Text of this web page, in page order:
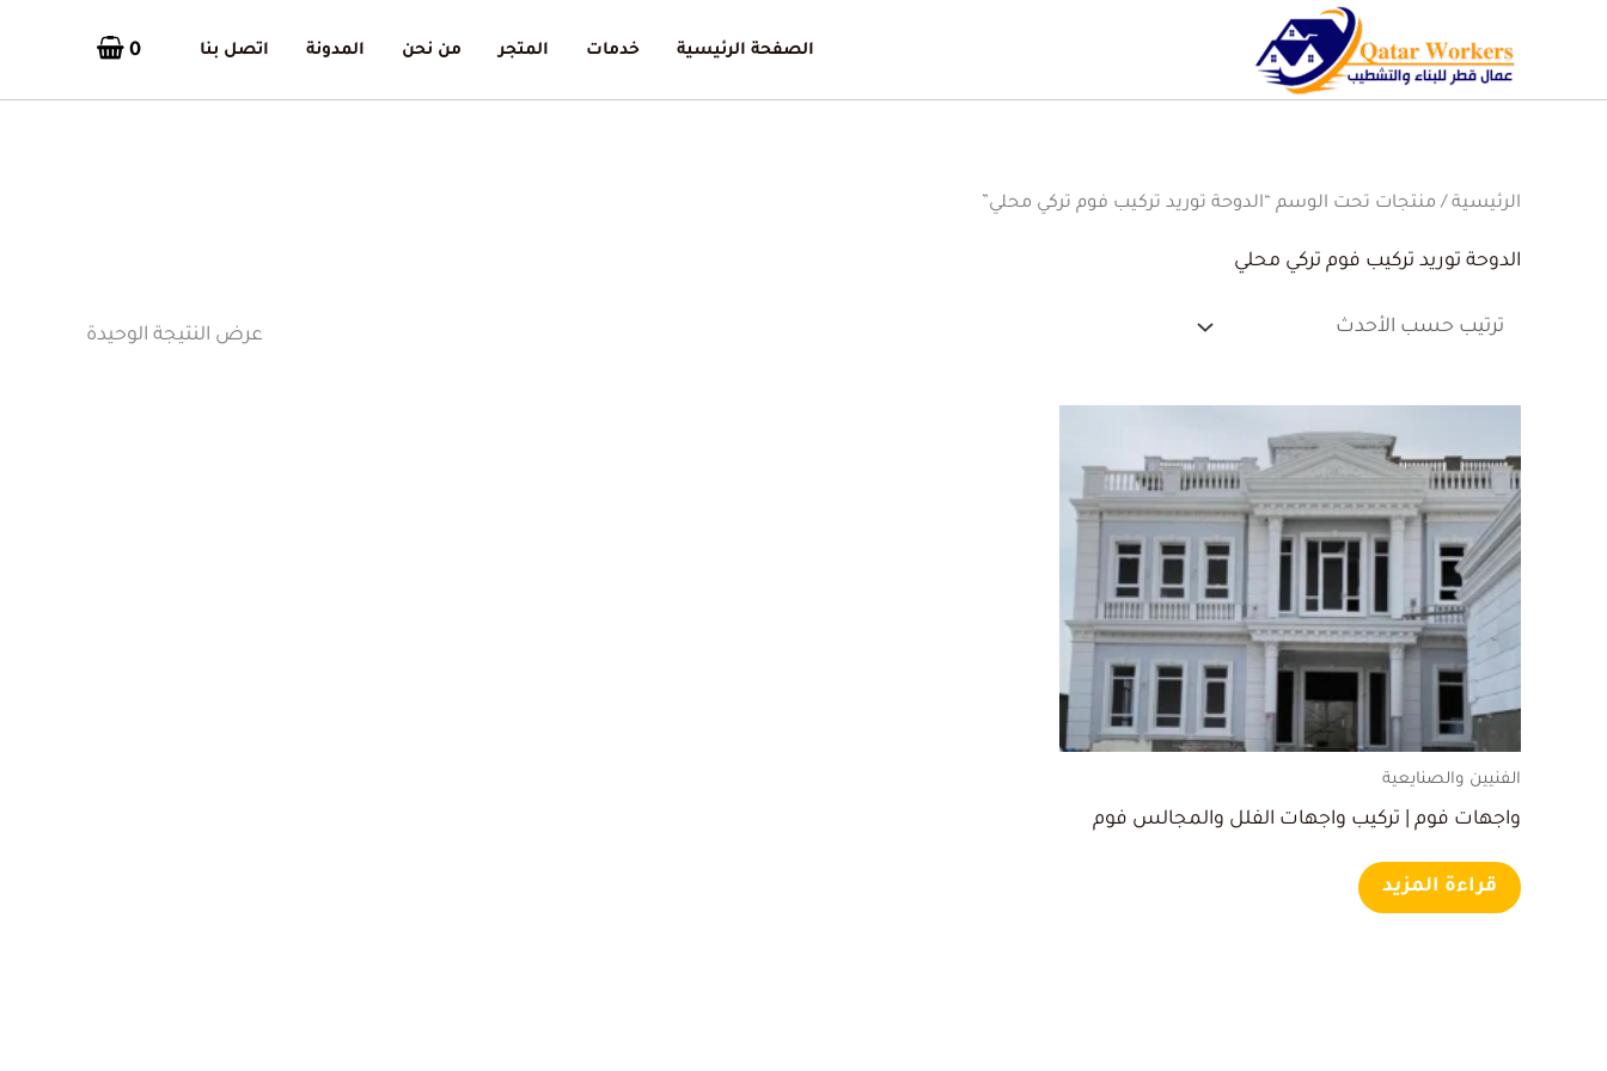
الصفحة الرئيسية خدمات المتجر من نحن المدونة اتصل بنا 0
الرئيسية / منتجات تحت الوسم “الدوحة توريد تركيب فوم تركي محلي”
الدوحة توريد تركيب فوم تركي محلي
عرض النتيجة الوحيدة
الفنيين والصنايعية
واجهات فوم | تركيب واجهات الفلل والمجالس فوم
قراءة المزيد